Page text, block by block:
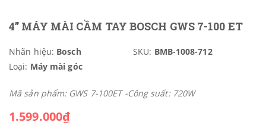
4” MÁY MÀI CẦM TAY BOSCH GWS 7-100 ET
Nhãn hiệu: Bosch SKU: BMB-1008-712
Loại: Máy mài góc
Mã sản phẩm: GWS 7-100ET -Công suất: 720W
1.599.000₫